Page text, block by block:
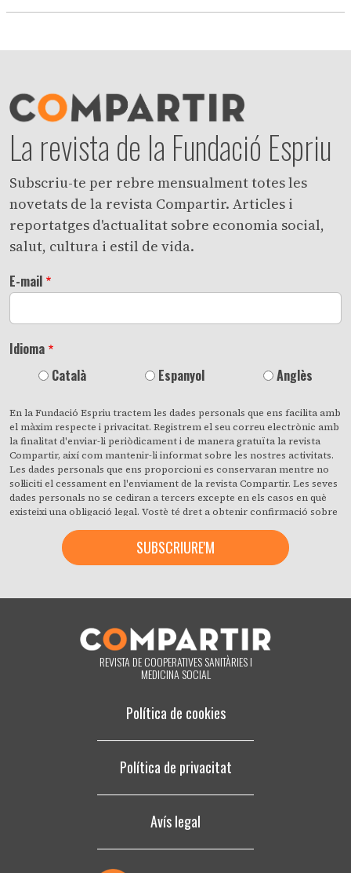
La revista de la Fundació Espriu
Subscriu-te per rebre mensualment totes les
novetats de la revista Compartir. Articles i
reportatges d'actualitat sobre economia social,
salut, cultura i estil de vida.
E-mail
Idioma
Català
Espanyol Anglès
En la Fundació Espriu tractem les dades personals que ens facilita amb
el màxim respecte i privacitat. Registrem el seu correu electrònic amb
la finalitat d'enviar-li periòdicament i de manera gratuïta la revista
Compartir, així com mantenir-li informat sobre les nostres activitats.
Les dades personals que ens proporcioni es conservaran mentre no
sol·liciti el cessament en l'enviament de la revista Compartir. Les seves
dades personals no se cediran a tercers excepte en els casos en què
existeixi una obligació legal. Vostè té dret a obtenir confirmació sobre
revocar quan ho desitgi, amb efecte immediat, el seu consentiment per
a això. També pot accedir a les seves dades personals, rectificar els
que siguin inexactes o sol·licitar la seva supressió quan aquests ja no
expressament que puguem processar la seva informació d'acord amb
l'enllaç «donar-me de baixa» que hi ha al peu de pàgina de qualsevol
correu electrònic que rebi de la nostra part, o posant-se en contacte
amb nosaltres en el correu electrònic compartir@fespriu.org.
REVISTA DE COOPERATIVES SANITÀRIES I
MEDICINA SOCIAL
Política de cookies
Política de privacitat
Avís legal